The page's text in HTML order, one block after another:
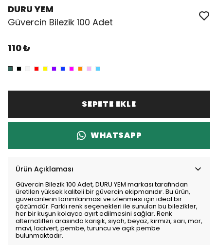
DURU YEM
Güvercin Bilezik 100 Adet
110 ₺
SEPETE EKLE
WHATSAPP
Ürün Açıklaması
Güvercin Bilezik 100 Adet, DURU YEM markası tarafından
üretilen yüksek kaliteli bir güvercin ekipmanıdır. Bu ürün,
güvercinlerin tanımlanması ve izlenmesi için ideal bir
çözümdür. Farklı renk seçenekleri ile sunulan bu bilezikler,
her bir kuşun kolayca ayırt edilmesini sağlar. Renk
alternatifleri arasında karışık, siyah, beyaz, kırmızı, sarı, mor,
mavi, lacivert, pembe, turuncu ve açık pembe
bulunmaktadır.